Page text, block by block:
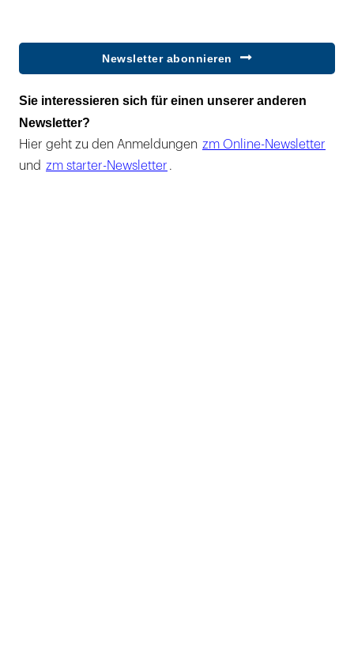
Newsletter abonnieren
Sie interessieren sich für einen unserer anderen
Newsletter?
Hier geht zu den Anmeldungen zm Online-Newsletter
und zm starter-Newsletter .